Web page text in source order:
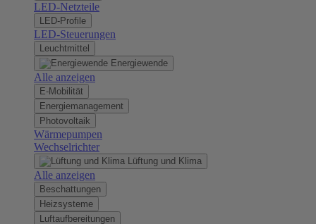
LED-Netzteile
LED-Profile
LED-Steuerungen
Leuchtmittel
Energiewende
Alle anzeigen
E-Mobilität
Energiemanagement
Photovoltaik
Wärmepumpen
Wechselrichter
Lüftung und Klima
Alle anzeigen
Beschattungen
Heizsysteme
Luftaufbereitungen